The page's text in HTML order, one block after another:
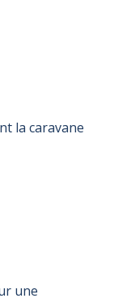
la caravane
une